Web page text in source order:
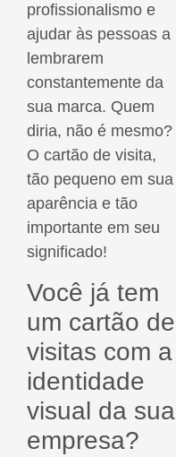
profissionalismo e
ajudar às pessoas a
lembrarem
constantemente da
sua marca. Quem
diria, não é mesmo?
O cartão de visita,
tão pequeno em sua
aparência e tão
importante em seu
significado!
Você já tem
um cartão de
visitas com a
identidade
visual da sua
empresa?